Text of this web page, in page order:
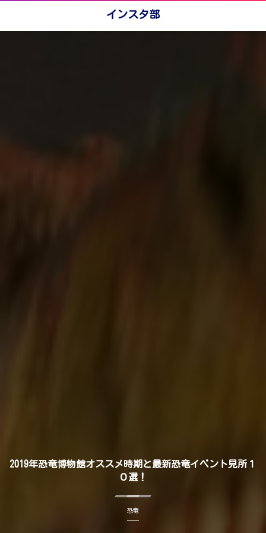
インスタ部
2019年恐竜博物館オススメ時期と最新恐竜イベント見所１
０選！
恐竜